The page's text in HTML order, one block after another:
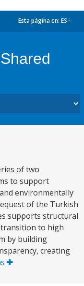
Esta página en: ES
of two
to support
environmentally
of the Turkish
supports structural
to high
by building
creating